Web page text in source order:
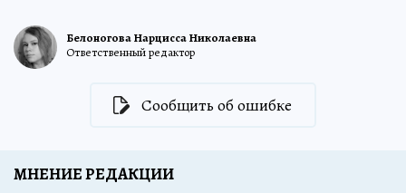
Белоногова Нарцисса Николаевна
Ответственный редактор
Сообщить об ошибке
МНЕНИЕ РЕДАКЦИИ